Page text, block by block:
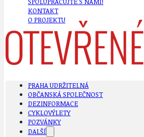
KONTAKT
O PROJEKTU
PRAHA UDRŽITELNÁ
OBČANSKÁ SPOLEČNOST
DEZINFORMACE
CYKLOVÝLETY
POZVÁNKY
DALŠÍ